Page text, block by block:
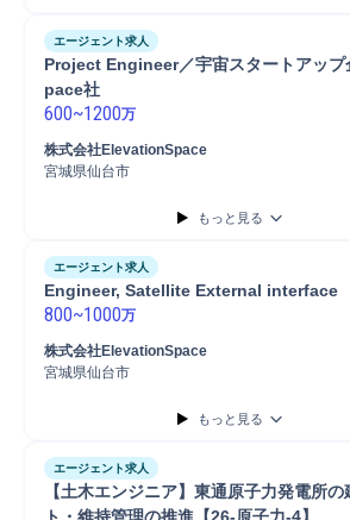
エージェント求人
Project Engineer／宇宙スタートアッ
pace社
600~1200万
株式会社ElevationSpace
宮城県仙台市
もっと見る
エージェント求人
Engineer, Satellite External interface
800~1000万
株式会社ElevationSpace
宮城県仙台市
もっと見る
エージェント求人
【土木エンジニア】東通原子力発電所